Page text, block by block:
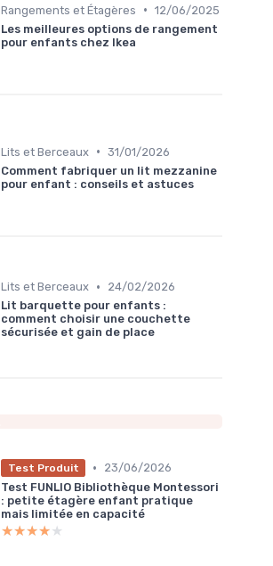
Rangements et Étagères • 12/06/2025
Les meilleures options de rangement
pour enfants chez Ikea
Lits et Berceaux • 31/01/2026
Comment fabriquer un lit mezzanine
pour enfant : conseils et astuces
Lits et Berceaux •
24/02/2026
Lit barquette pour enfants :
comment choisir une couchette
sécurisée et gain de place
Test Produit •
23/06/2026
Test FUNLIO Bibliothèque Montessori
: petite étagère enfant pratique
mais limitée en capacité
★★★★★
★★★★★